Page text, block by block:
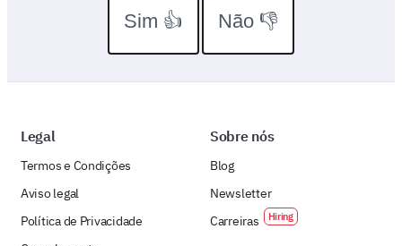
Sim 👍 Não 👎
Legal
Termos e Condições
Aviso legal
Política de Privacidade
Sobre nós
Blog
Newsletter
Carreiras